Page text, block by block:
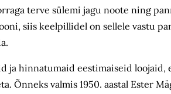
terve sülemi jagu noote ning
siis keelpillidel on sellele vastu
ja hinnatumaid eestimaiseid loojaid,
Õnneks valmis 1950. aastal Ester